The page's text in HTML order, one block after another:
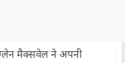
मैक्सवेल ने अपनी